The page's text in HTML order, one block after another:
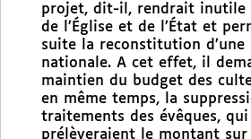
projet, dit-il, rendrait inutile
de l’Église et de l’État et
suite la reconstitution d’une
nationale. A cet effet, il
maintien du budget des
en même temps, la
traitements des évêques, qui
prélèveraient le montant sur